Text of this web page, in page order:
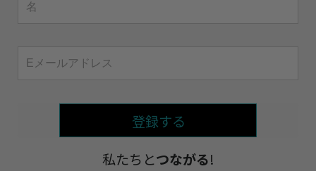
登録する
私たちとつながる!